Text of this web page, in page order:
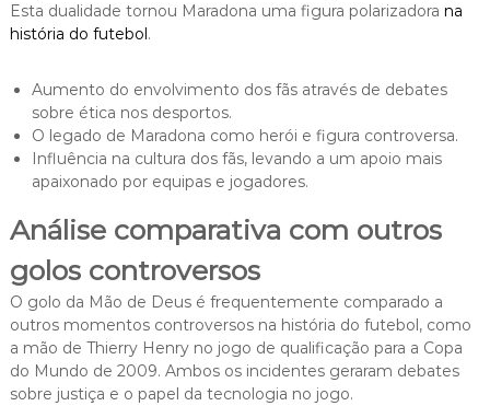
Esta dualidade tornou Maradona uma figura polarizadora na
história do futebol.
Aumento do envolvimento dos fãs através de debates
sobre ética nos desportos.
O legado de Maradona como herói e figura controversa.
Influência na cultura dos fãs, levando a um apoio mais
apaixonado por equipas e jogadores.
Análise comparativa com outros
golos controversos
O golo da Mão de Deus é frequentemente comparado a
outros momentos controversos na história do futebol, como
a mão de Thierry Henry no jogo de qualificação para a Copa
do Mundo de 2009. Ambos os incidentes geraram debates
sobre justiça e o papel da tecnologia no jogo.